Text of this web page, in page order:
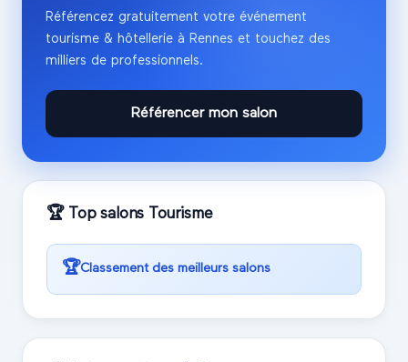
Référencez gratuitement votre événement
tourisme & hôtellerie à Rennes et touchez des
milliers de professionnels.
Référencer mon salon
🏆 Top salons Tourisme
🏆Classement des meilleurs salons